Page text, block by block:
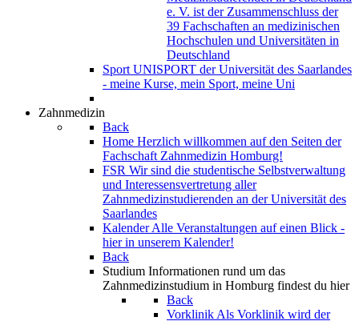
e. V. ist der Zusammenschluss der
39 Fachschaften an medizinischen
Hochschulen und Universitäten in
Deutschland
Sport UNISPORT der Universität des Saarlandes
- meine Kurse, mein Sport, meine Uni
Zahnmedizin
Back
Home Herzlich willkommen auf den Seiten der
Fachschaft Zahnmedizin Homburg!
FSR Wir sind die studentische Selbstverwaltung
und Interessensvertretung aller
Zahnmedizinstudierenden an der Universität des
Saarlandes
KalenderAlle Veranstaltungen auf einen Blick -
hier in unserem Kalender!
Back
Studium Informationen rund um das
Zahnmedizinstudium in Homburg findest du hier
Back
VorklinikAls Vorklinik wird der